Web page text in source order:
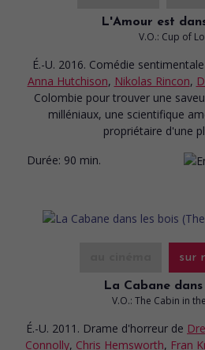
L'Amour est
V.O.: Cup of
É.-U. 2016. Comédie sentimentale
Anna Hutchison, Nikolas Rincon,
Colombie pour trouver une
milléniaux, une scientifique
propriétaire d'une
Durée: 90 min.
sur
La Cabane
V.O.: The Cabin in
É.-U. 2011. Drame d'horreur de
Connolly, Chris Hemsworth, Fran